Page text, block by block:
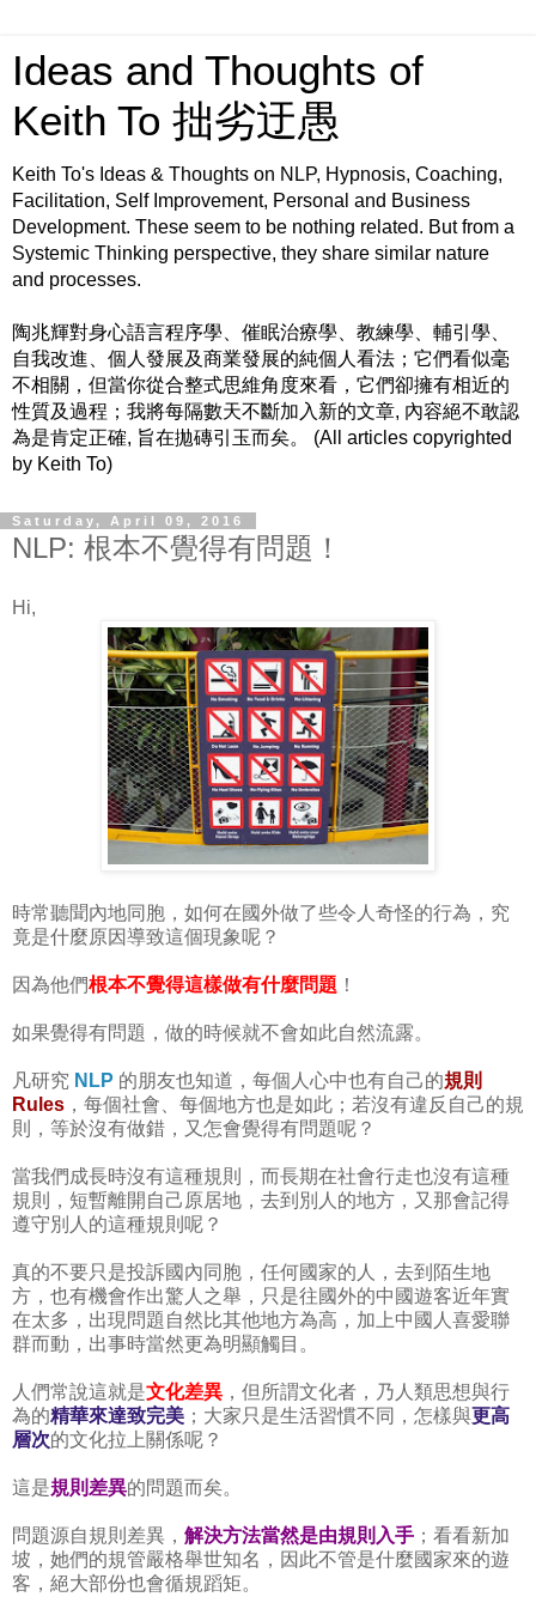
Ideas and Thoughts of
Keith To 拙劣迂愚
Keith To's Ideas & Thoughts on NLP, Hypnosis, Coaching,
Facilitation, Self Improvement, Personal and Business
Development. These seem to be nothing related. But from a
Systemic Thinking perspective, they share similar nature
and processes.
陶兆輝對身心語言程序學、催眠治療學、教練學、輔引學、
自我改進、個人發展及商業發展的純個人看法；它們看似毫
不相關，但當你從合整式思維角度來看，它們卻擁有相近的
性質及過程；我將每隔數天不斷加入新的文章, 內容絕不敢認
為是肯定正確, 旨在拋磚引玉而矣。 (All articles copyrighted
by Keith To)
Saturday, April 09, 2016
NLP: 根本不覺得有問題！
Hi,
時常聽聞內地同胞，如何在國外做了些令人奇怪的行為，究
竟是什麼原因導致這個現象呢？
因為他們根本不覺得這樣做有什麼問題 ！
如果覺得有問題，做的時候就不會如此自然流露。
凡研究 NLP 的朋友也知道，每個人心中也有自己的規則
Rules ，每個社會、每個地方也是如此；若沒有違反自己的規
則，等於沒有做錯，又怎會覺得有問題呢？
當我們成長時沒有這種規則，而長期在社會行走也沒有這種
規則，短暫離開自己原居地，去到別人的地方，又那會記得
遵守別人的這種規則呢？
真的不要只是投訴國內同胞，任何國家的人，去到陌生地
方，也有機會作出驚人之舉，只是往國外的中國遊客近年實
在太多，出現問題自然比其他地方為高，加上中國人喜愛聯
群而動，出事時當然更為明顯觸目。
人們常說這就是文化差異 ，但所謂文化者，乃人類思想與行
為的精華來達致完美 ；大家只是生活習慣不同，怎樣與更高
層次的文化拉上關係呢？
這是規則差異的問題而矣。
問題源自規則差異， 解決方法當然是由規則入手 ；看看新加
坡，她們的規管嚴格舉世知名，因此不管是什麼國家來的遊
客，絕大部份也會循規蹈矩。